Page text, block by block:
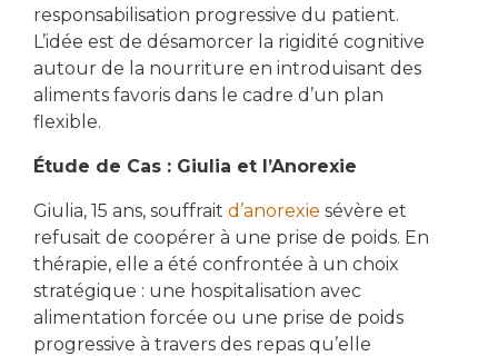
responsabilisation progressive du patient.
L’idée est de désamorcer la rigidité cognitive
autour de la nourriture en introduisant des
aliments favoris dans le cadre d’un plan
flexible.
Étude de Cas : Giulia et l’Anorexie
Giulia, 15 ans, souffrait d’anorexie sévère et
refusait de coopérer à une prise de poids. En
thérapie, elle a été confrontée à un choix
stratégique : une hospitalisation avec
alimentation forcée ou une prise de poids
progressive à travers des repas qu’elle